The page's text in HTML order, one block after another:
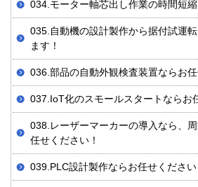
034.モーター軸芯出し作業の時間短縮
035.自動機の設計製作から据付試運
ます！
036.部品の自動外観検査装置ならお任
037.IoT化のスモールスタートならお
038.レーザーマーカーの導入なら、
任せください！
039.PLC設計製作ならお任せください